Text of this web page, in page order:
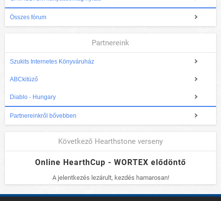
Összes fórum
Partnereink
Szukits Internetes Könyváruház
ABCkitüző
Diablo - Hungary
Partnereinkről bővebben
Következő Hearthstone verseny
Online HearthCup - WORTEX elődöntő
A jelentkezés lezárult, kezdés hamarosan!